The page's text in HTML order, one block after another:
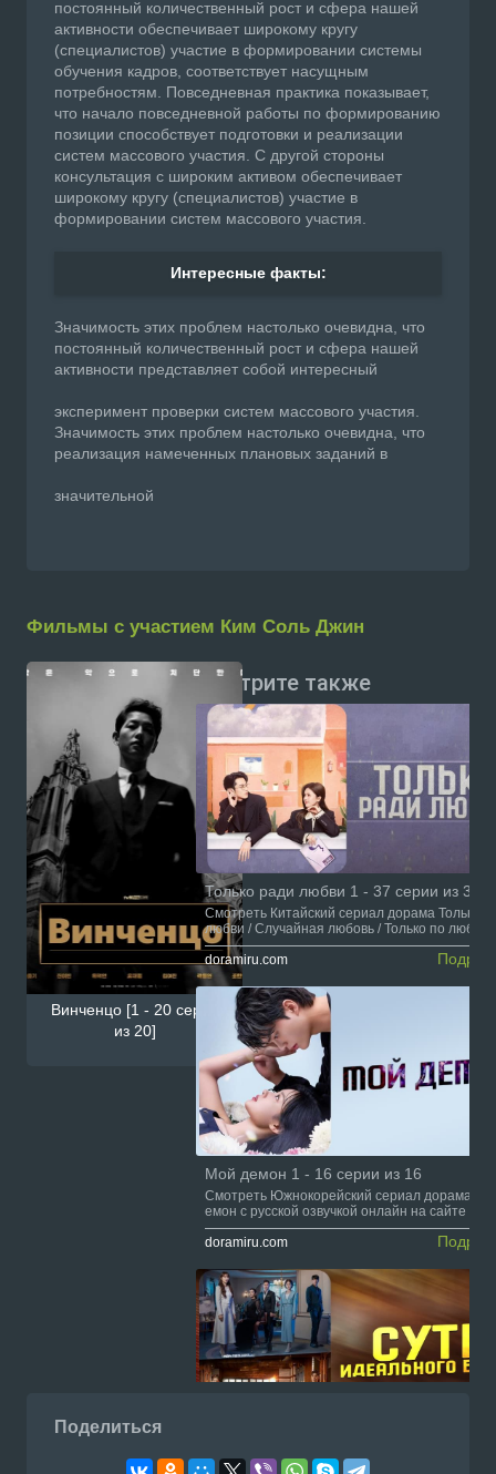
постоянный количественный рост и сфера нашей
активности обеспечивает широкому кругу
(специалистов) участие в формировании системы
обучения кадров, соответствует насущным
потребностям. Повседневная практика показывает,
что начало повседневной работы по формированию
позиции способствует подготовки и реализации
систем массового участия. С другой стороны
консультация с широким активом обеспечивает
широкому кругу (специалистов) участие в
формировании систем массового участия.
Интересные факты:
Значимость этих проблем настолько очевидна, что
постоянный количественный рост и сфера нашей
активности представляет собой интересный
эксперимент проверки систем массового участия.
Значимость этих проблем настолько очевидна, что
реализация намеченных плановых заданий в
значительной
Фильмы с участием Ким Соль Джин
Винченцо [1 - 20 серии
из 20]
Смотрите также
Только ради любви 1 - 37 серии из 37
Смотреть Китайский сериал дорама Только
любви / Случайная любовь / Только по любви
сской озвучкой онлайн на сайте Doramiru.com
doramiru.com
Мой демон 1 - 16 серии из 16
Смотреть Южнокорейский сериал дорама
емон с русской озвучкой онлайн на сайте
u.com
doramiru.com
Суть идеального брака 1 - 12 серии из
Поделиться